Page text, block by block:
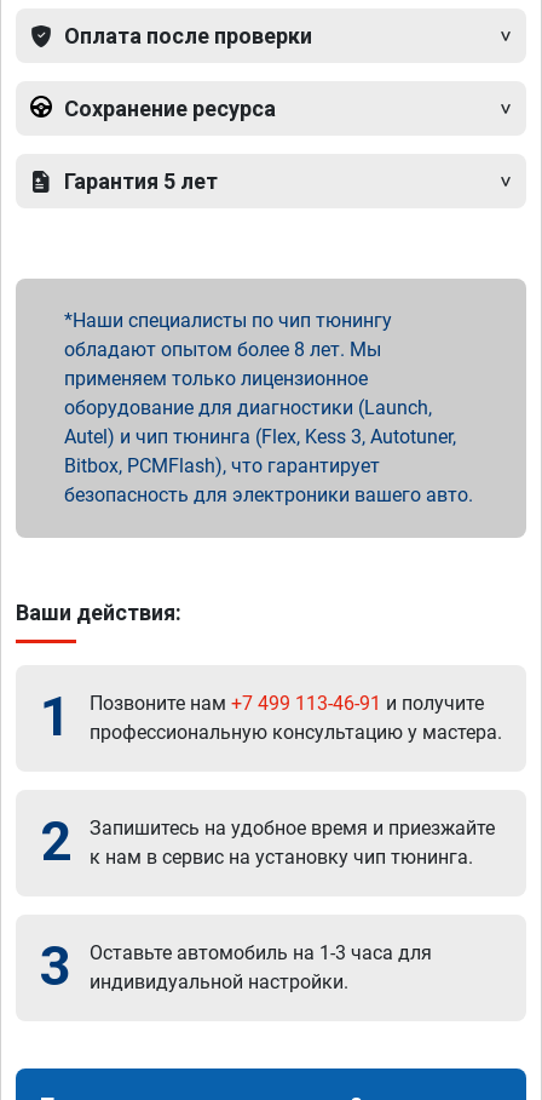
Оплата после проверки
Сохранение ресурса
Гарантия 5 лет
Наши специалисты по чип тюнингу
обладают опытом более 8 лет. Мы
применяем только лицензионное
оборудование для диагностики (Launch,
Autel) и чип тюнинга (Flex, Kess 3, Autotuner,
Bitbox, PCMFlash), что гарантирует
безопасность для электроники вашего авто.
Ваши действия:
1 Позвоните нам +7 499 113-46-91 и получите
профессиональную консультацию у мастера.
2
Запишитесь на удобное время и приезжайте
к нам в сервис на установку чип тюнинга.
3
Оставьте автомобиль на 1-3 часа для
индивидуальной настройки.